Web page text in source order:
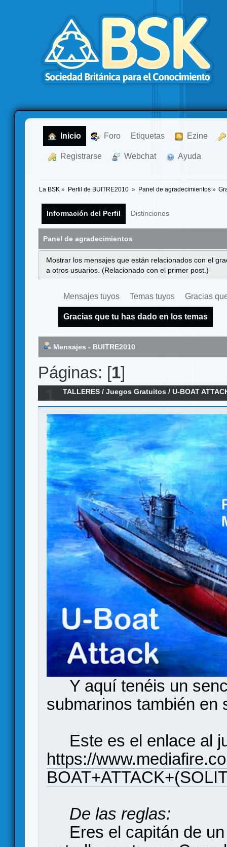
Inicio Foro Etiquetas Ezine
Registrarse Webchat Ayuda
La BSK » Perfil de BUITRE2010 » Panel de agradecimientos»
Información del Perfil Distinciones
Panel de agradecimientos
Mostrar los mensajes que están relacionados con el
a otros usuarios. (Relacionado con el primer post.)
Mensajes tuyos Temas tuyos Gracias
Gracias que tu has dado en los temas
Mensajes - BUITRE2010
Páginas: [1]
TALLERES /Juegos Gratuitos/U-BOAT
Y aquí tenéis un
submarinos también en
Este es el enlace al
https://
De las reglas:
Eres el capitán de un